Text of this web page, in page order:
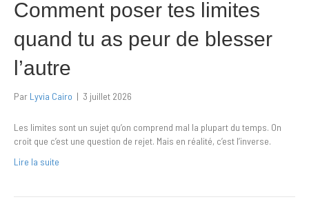
Comment poser tes limites
quand tu as peur de blesser
l’autre
Par Lyvia Cairo | 3 juillet 2026
Les limites sont un sujet qu’on comprend mal la plupart du temps. On
croit que c’est une question de rejet. Mais en réalité, c’est l’inverse.
Lire la suite